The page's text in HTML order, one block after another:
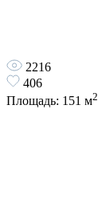
2216
406
Площадь: 151 м2